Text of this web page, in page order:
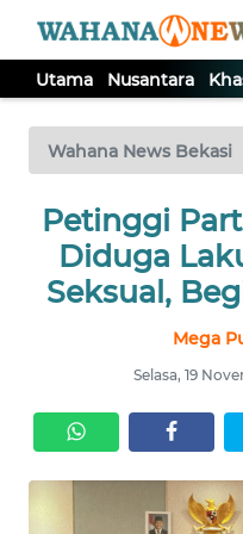
Utama Nusantara
Wahana News Bekasi
Petinggi
Diduga
Seksual,
Mega
Selasa, 19
TV
Tutup
UTAMA
NUSANTARA
SERBA-
SERBI